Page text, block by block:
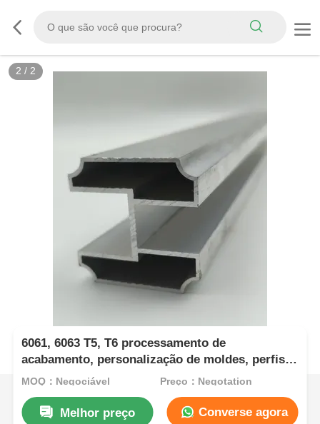
2 / 2
6061, 6063 T5, T6 processamento de
acabamento, personalização de moldes, perfis
de extrusão de alumínio, perfis de alumínio
MOQ：Negociável Preço：Negotation
Melhor preço Converse agora